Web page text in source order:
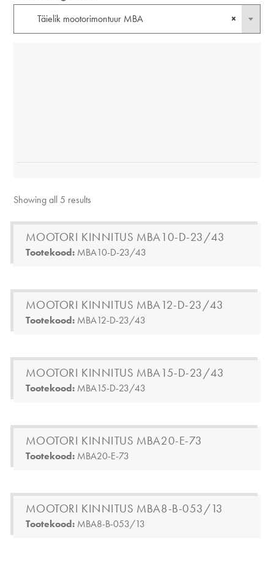
×
Täielik mootorimontuur MBA
Showing all 5 results
MOOTORI KINNITUS MBA10-D-23/43
Tootekood: MBA10-D-23/43
MOOTORI KINNITUS MBA12-D-23/43
Tootekood: MBA12-D-23/43
MOOTORI KINNITUS MBA15-D-23/43
Tootekood: MBA15-D-23/43
MOOTORI KINNITUS MBA20-E-73
Tootekood: MBA20-E-73
MOOTORI KINNITUS MBA8-B-053/13
Tootekood: MBA8-B-053/13